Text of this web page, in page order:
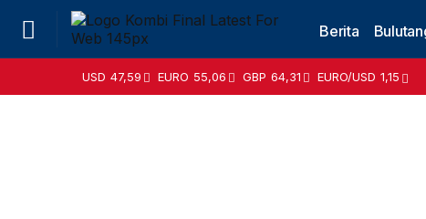
Berita
USD 47,59 EURO 55,06 GBP 64,31 EURO/USD 1,15